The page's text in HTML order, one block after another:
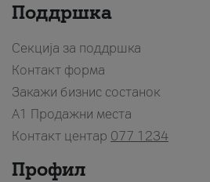
Поддршка
Секција за поддршка
Контакт форма
Закажи бизнис состанок
A1 Продажни места
Контакт центар 077 1234
Профил